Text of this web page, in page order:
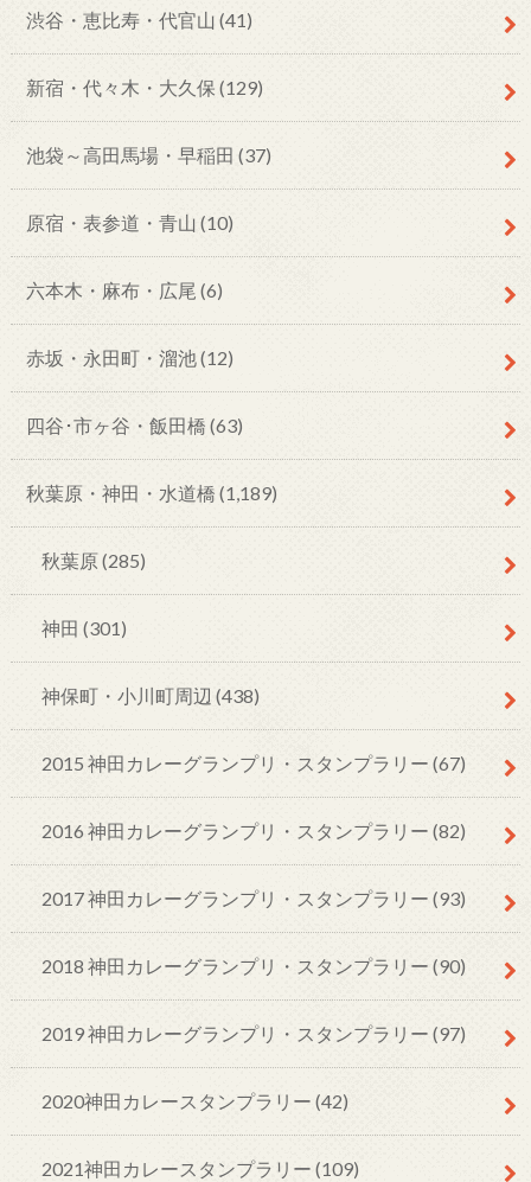
渋谷・恵比寿・代官山 (41)
新宿・代々木・大久保 (129)
池袋～高田馬場・早稲田 (37)
原宿・表参道・青山 (10)
六本木・麻布・広尾 (6)
赤坂・永田町・溜池(12)
四谷･市ヶ谷・飯田橋 (63)
秋葉原・神田・水道橋 (1,189)
秋葉原(285)
神田 (301)
神保町・小川町周辺 (438)
2015 神田カレーグランプリ・スタンプラリー (67)
2016 神田カレーグランプリ・スタンプラリー (82)
2017 神田カレーグランプリ・スタンプラリー (93)
2018 神田カレーグランプリ・スタンプラリー (90)
2019 神田カレーグランプリ・スタンプラリー (97)
2020神田カレースタンプラリー (42)
2021神田カレースタンプラリー (109)